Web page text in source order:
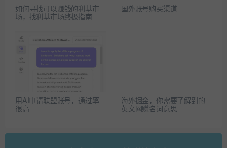
如何寻找可以赚钱的利基市
场，找利基市场终极指南
国外账号购买渠道
用AI申请联盟账号，通过率
很高
海外掘金，你需要了解到的
英文网赚名词意思